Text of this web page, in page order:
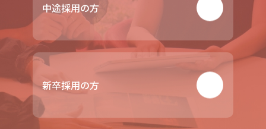
中途採用の方
新卒採用の方